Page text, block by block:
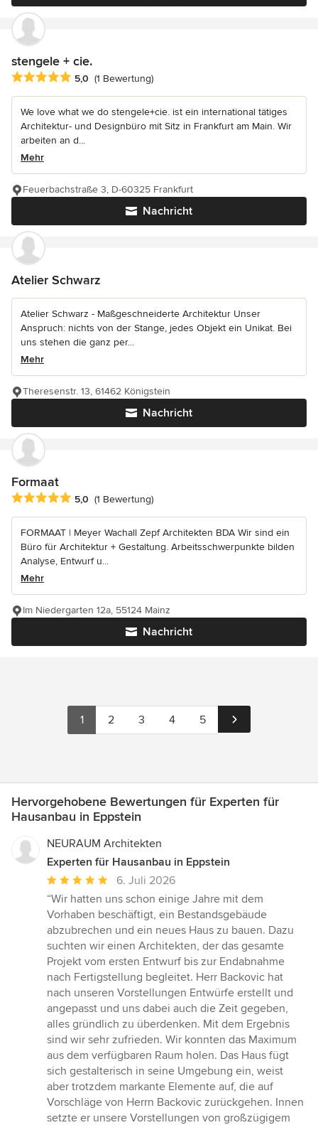
stengele + cie.
Durchschnittliche Bewertung: 5 von 5 Sternen
5,0 (1 Bewertung)
We love what we do stengele+cie. ist ein international tätiges
Architektur- und Designbüro mit Sitz in Frankfurt am Main. Wir
arbeiten an d...
Mehr
Nachricht
Feuerbachstraße 3, D-60325 Frankfurt
Atelier Schwarz
Atelier Schwarz - Maßgeschneiderte Architektur Unser
Anspruch: nichts von der Stange, jedes Objekt ein Unikat. Bei
uns stehen die ganz per...
Mehr
Nachricht
Theresenstr. 13, 61462 Königstein
Formaat
Durchschnittliche Bewertung: 5 von 5 Sternen
5,0 (1 Bewertung)
FORMAAT | Meyer Wachall Zepf Architekten BDA Wir sind ein
Büro für Architektur + Gestaltung. Arbeitsschwerpunkte bilden
Analyse, Entwurf u...
Mehr
Nachricht
Im Niedergarten 12a, 55124 Mainz
1 2 3 4 5
Hervorgehobene Bewertungen für Experten für
Hausanbau in Eppstein
NEURAUM Architekten
Experten für Hausanbau in Eppstein
Durchschnittliche
Bewertung:
5
von
5
Sternen
6. Juli 2026
“Wir hatten uns schon einige Jahre mit dem
Vorhaben beschäftigt, ein Bestandsgebäude
abzubrechen und ein neues Haus zu bauen. Dazu
suchten wir einen Architekten, der das gesamte
Projekt vom ersten Entwurf bis zur Endabnahme
nach Fertigstellung begleitet. Herr Backovic hat
nach unseren Vorstellungen Entwürfe erstellt und
angepasst und uns dabei auch die Zeit gegeben,
alles gründlich zu überdenken. Mit dem Ergebnis
sind wir sehr zufrieden. Wir konnten das Maximum
aus dem verfügbaren Raum holen. Das Haus fügt
sich gestalterisch in seine Umgebung ein, weist
aber trotzdem markante Elemente auf, die auf
Vorschläge von Herrn Backovic zurückgehen. Innen
setzte er unsere Vorstellungen von großzügigem